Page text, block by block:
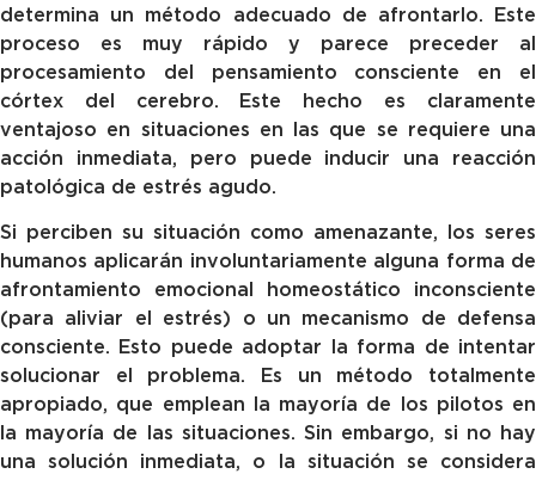
determina un método adecuado de afrontarlo. Este
proceso es muy rápido y parece preceder al
procesamiento del pensamiento consciente en el
córtex del cerebro. Este hecho es claramente
ventajoso en situaciones en las que se requiere una
acción inmediata, pero puede inducir una reacción
patológica de estrés agudo.
Si perciben su situación como amenazante, los seres
humanos aplicarán involuntariamente alguna forma de
afrontamiento emocional homeostático inconsciente
(para aliviar el estrés) o un mecanismo de defensa
consciente. Esto puede adoptar la forma de intentar
solucionar el problema. Es un método totalmente
apropiado, que emplean la mayoría de los pilotos en
la mayoría de las situaciones. Sin embargo, si no hay
una solución inmediata, o la situación se considera